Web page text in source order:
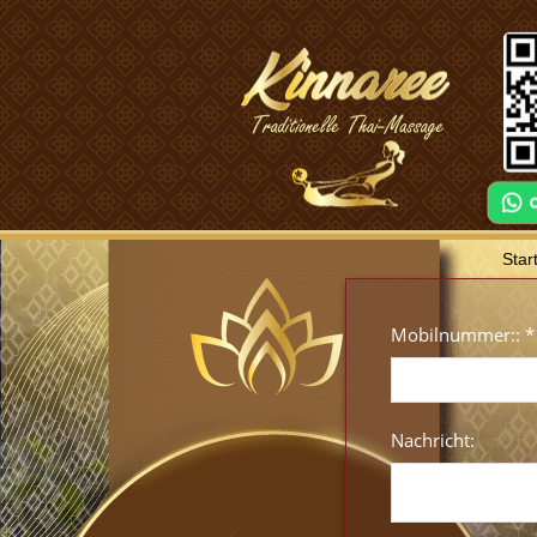
Thaimassage +++ Die Kunst +++ der traditionellen Thai-Massage